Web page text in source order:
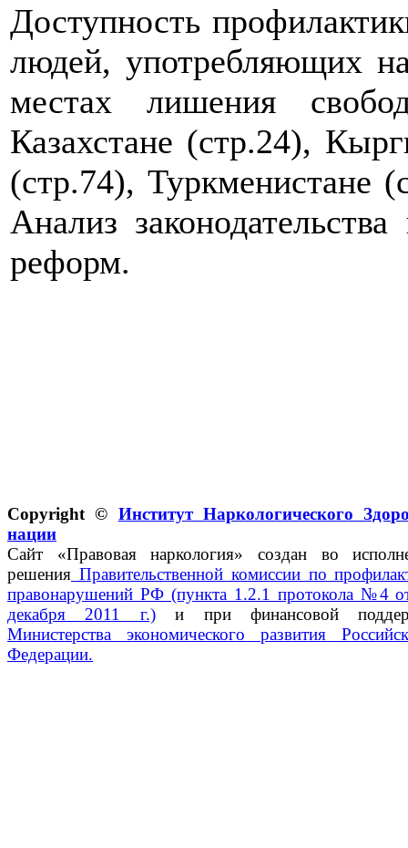
Доступность
людей, употребляющих
местах лишения
Казахстане (стр.24),
(стр.74), Туркменистане
Анализ
реформ.
Copyright © Институт Наркологического
нации
Сайт «Правовая наркология» создан во
решения Правительственной комиссии по
правонарушений РФ (пункта 1.2.1 протокола №4
декабря 2011 г.)и при финансовой
Министерства экономического развития
Федерации.